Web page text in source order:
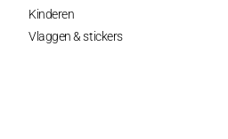
Kinderen
Vlaggen & stickers